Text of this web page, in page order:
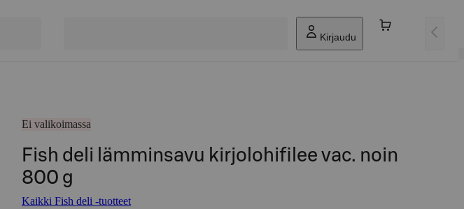
Kirjaudu
Ei valikoimassa
Fish deli lämminsavu kirjolohifilee vac. noin
800 g
Kaikki Fish deli -tuotteet